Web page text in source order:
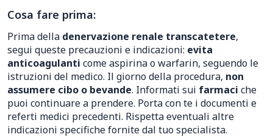
Cosa fare prima:
Prima della denervazione renale transcatetere,
segui queste precauzioni e indicazioni: evita
anticoagulanti come aspirina o warfarin, seguendo le
istruzioni del medico. Il giorno della procedura, non
assumere cibo o bevande. Informati sui farmaci che
puoi continuare a prendere. Porta con te i documenti e
referti medici precedenti. Rispetta eventuali altre
indicazioni specifiche fornite dal tuo specialista.